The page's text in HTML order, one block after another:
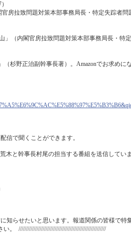
房拉致問題対策本部事務局長・特定失踪者問
（内閣官房拉致問題対策本部事務局長・特
野正治副幹事長著）。Amazonでお求めに
信で聞くことができます。
と幹事長村尾の担当する番組を送信してい
らせたいと思います。報道関係の皆様で特
。 //////////////////////////////////////////////////////////